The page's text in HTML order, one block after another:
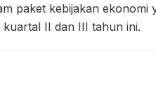
paket kebijakan
II dan III tahun ini.